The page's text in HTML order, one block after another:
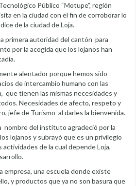
Público “Motupe”, región
en la ciudad con el fin de corroborar lo
de la ciudad de Loja.
primera autoridad del cantón para
por la acogida que los lojanos han
alentador porque hemos sido
de intercambio humano con las
que tienen las mismas necesidades y
Necesidades de afecto, respeto y
jefe de Turismo al darles la bienvenida.
nombre del instituto agradeció por la
lojanos y subrayó que es un privilegio
actividades de la cual depende Loja,
empresa, una escuela donde existe
y productos que ya no son basura que